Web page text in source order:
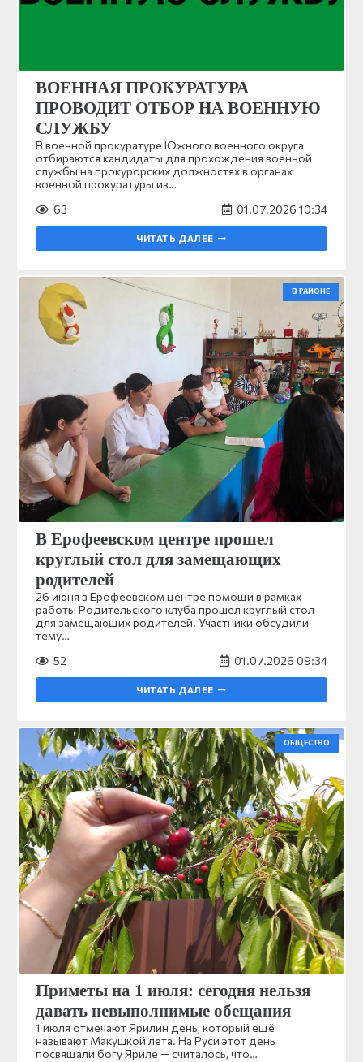
ВОЕННАЯ ПРОКУРАТУРА
ПРОВОДИТ ОТБОР НА ВОЕННУЮ
СЛУЖБУ
В военной прокуратуре Южного военного округа
отбираются кандидаты для прохождения военной
службы на прокурорских должностях в органах
военной прокуратуры из…
63
01.07.2026 10:34
ЧИТАТЬ ДАЛЕЕ
В РАЙОНЕ
В Ерофеевском центре прошел
круглый стол для замещающих
родителей
26 июня в Ерофеевском центре помощи в рамках
работы Родительского клуба прошел круглый стол
для замещающих родителей. Участники обсудили
тему…
52
01.07.2026 09:34
ЧИТАТЬ ДАЛЕЕ
ОБЩЕСТВО
Приметы на 1 июля: сегодня нельзя
давать невыполнимые обещания
1 июля отмечают Ярилин день, который ещё
называют Макушкой лета. На Руси этот день
посвящали богу Яриле — считалось, что…